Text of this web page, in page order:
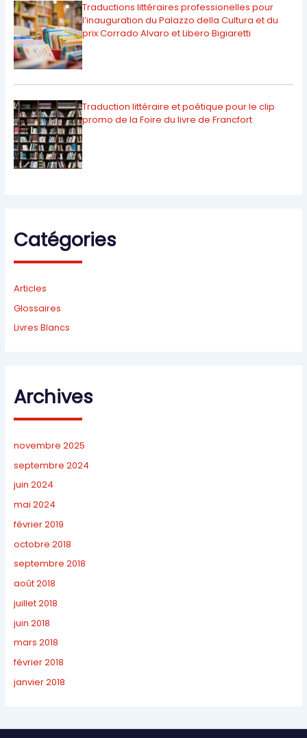
Traductions littéraires professionelles pour
l’inauguration du Palazzo della Cultura et du
prix Corrado Alvaro et Libero Bigiaretti
Traduction littéraire et poétique pour le clip
promo de la Foire du livre de Francfort
Catégories
Articles
Glossaires
Livres Blancs
Archives
novembre 2025
septembre 2024
juin 2024
mai 2024
février 2019
octobre 2018
septembre 2018
août 2018
juillet 2018
juin 2018
mars 2018
février 2018
janvier 2018